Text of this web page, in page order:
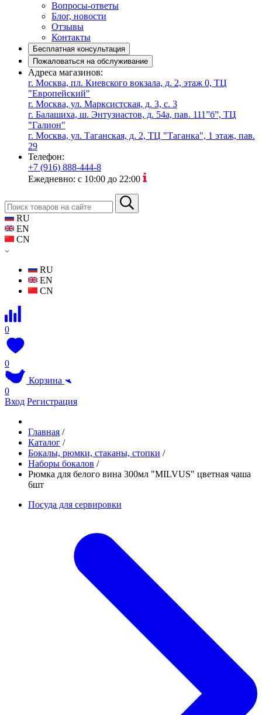
Вопросы-ответы
Блог, новости
Отзывы
Контакты
Бесплатная консультация
Пожаловаться на обслуживание
Адреса магазинов:
г. Москва, пл. Киевского вокзала, д. 2, этаж 0, ТЦ
"Европейский"
г. Москва, ул. Марксистская, д. 3, с. 3
г. Балашиха, ш. Энтузиастов, д. 54а, пав. 111”б”, ТЦ
"Галион"
г. Москва, ул. Таганская, д. 2, ТЦ "Таганка", 1 этаж, пав.
29
Телефон:
+7 (916) 888-444-8
Ежедневно: с 10:00 до 22:00
RU
EN
CN
RU
EN
CN
0
0
Корзина
0
Вход Регистрация
Главная /
Каталог /
Бокалы, рюмки, стаканы, стопки /
Наборы бокалов /
Рюмка для белого вина 300мл "MILVUS" цветная чаша
6шт
Посуда для сервировки